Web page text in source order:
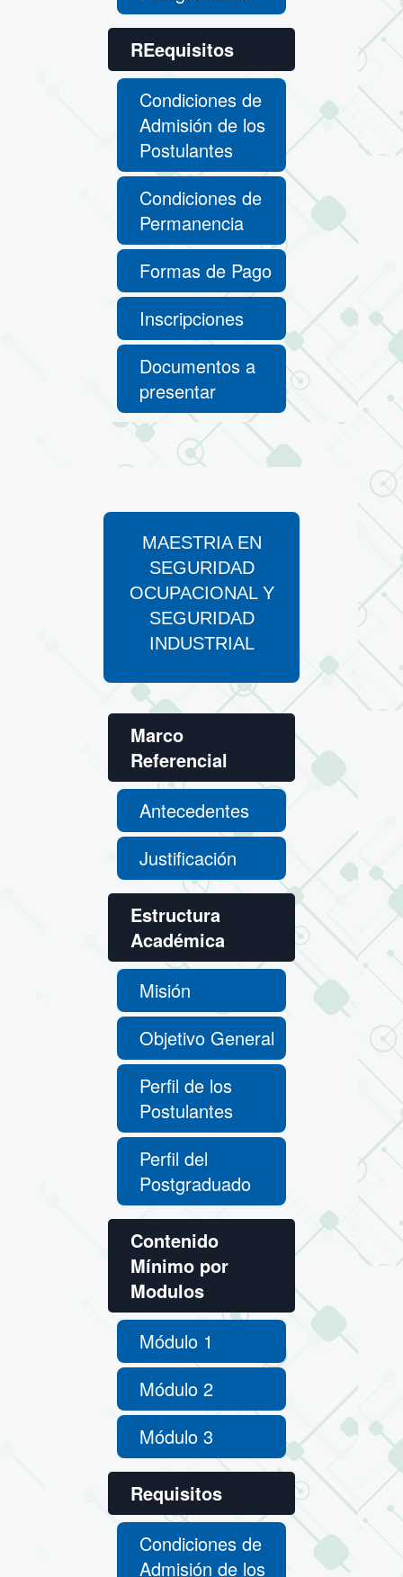
REequisitos
Condiciones de
Admisión de los
Postulantes
Condiciones de
Permanencia
Formas de Pago
Inscripciones
Documentos a
presentar
MAESTRIA EN
SEGURIDAD
OCUPACIONAL Y
SEGURIDAD
INDUSTRIAL
Marco
Referencial
Antecedentes
Justificación
Estructura
Académica
Misión
Objetivo General
Perfil de los
Postulantes
Perfil del
Postgraduado
Contenido
Mínimo por
Modulos
Módulo 1
Módulo 2
Módulo 3
Requisitos
Condiciones de
Admisión de los